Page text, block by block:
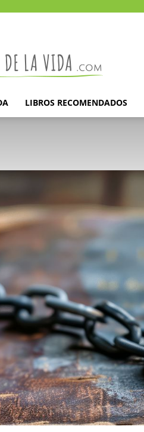
la
vida
LIBROS RECOMENDADOS